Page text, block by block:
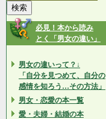
必見！本から読み
とく「男女の違い」
男女の違いって？↓
「自分を見つめて、自分の
感情を知ろう…その方法」
男女・恋愛の本一覧
愛・夫婦・結婚の本